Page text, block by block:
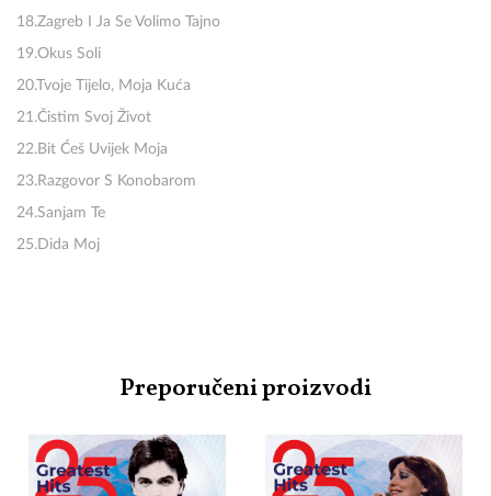
18.Zagreb I Ja Se Volimo Tajno
19.Okus Soli
20.Tvoje Tijelo, Moja Kuća
21.Čistim Svoj Život
22.Bit Ćeš Uvijek Moja
23.Razgovor S Konobarom
24.Sanjam Te
25.Dida Moj
Preporučeni proizvodi